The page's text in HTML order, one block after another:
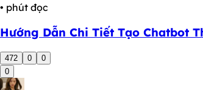
• phút đọc
Hướng Dẫn Chi Tiết Tạo Chatbot
472 0
0
0